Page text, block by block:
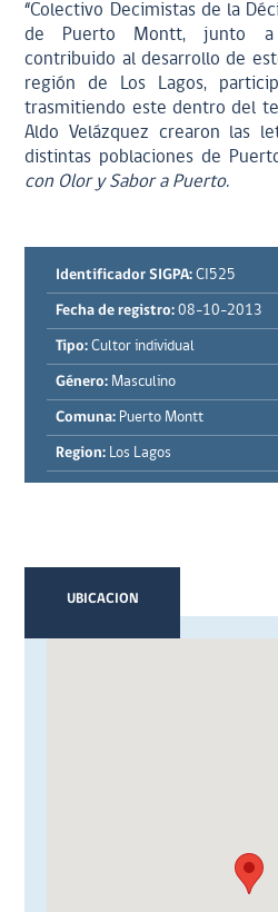
“Colectivo Decimistas de la
de Puerto Montt, junto a
contribuido al desarrollo de
región de Los Lagos,
trasmitiendo este dentro del
Aldo Velázquez crearon las
distintas poblaciones de
con Olor y Sabor a Puerto.
Identificador SIGPA: CI525
Fecha de registro: 08-10-2013
Tipo: Cultor individual
Género: Masculino
Comuna: Puerto Montt
Region: Los Lagos
UBICACION